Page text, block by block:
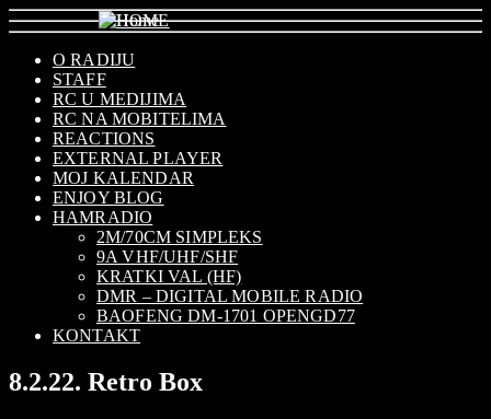
O RADIJU
STAFF
RC U MEDIJIMA
RC NA MOBITELIMA
REACTIONS
EXTERNAL PLAYER
MOJ KALENDAR
ENJOY BLOG
HAMRADIO
2M/70CM SIMPLEKS
9A VHF/UHF/SHF
KRATKI VAL (HF)
DMR – DIGITAL MOBILE RADIO
BAOFENG DM-1701 OPENGD77
KONTAKT
8.2.22. Retro Box